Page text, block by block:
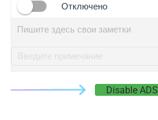
Отключено
Пишите здесь свои заметки
Disable ADS